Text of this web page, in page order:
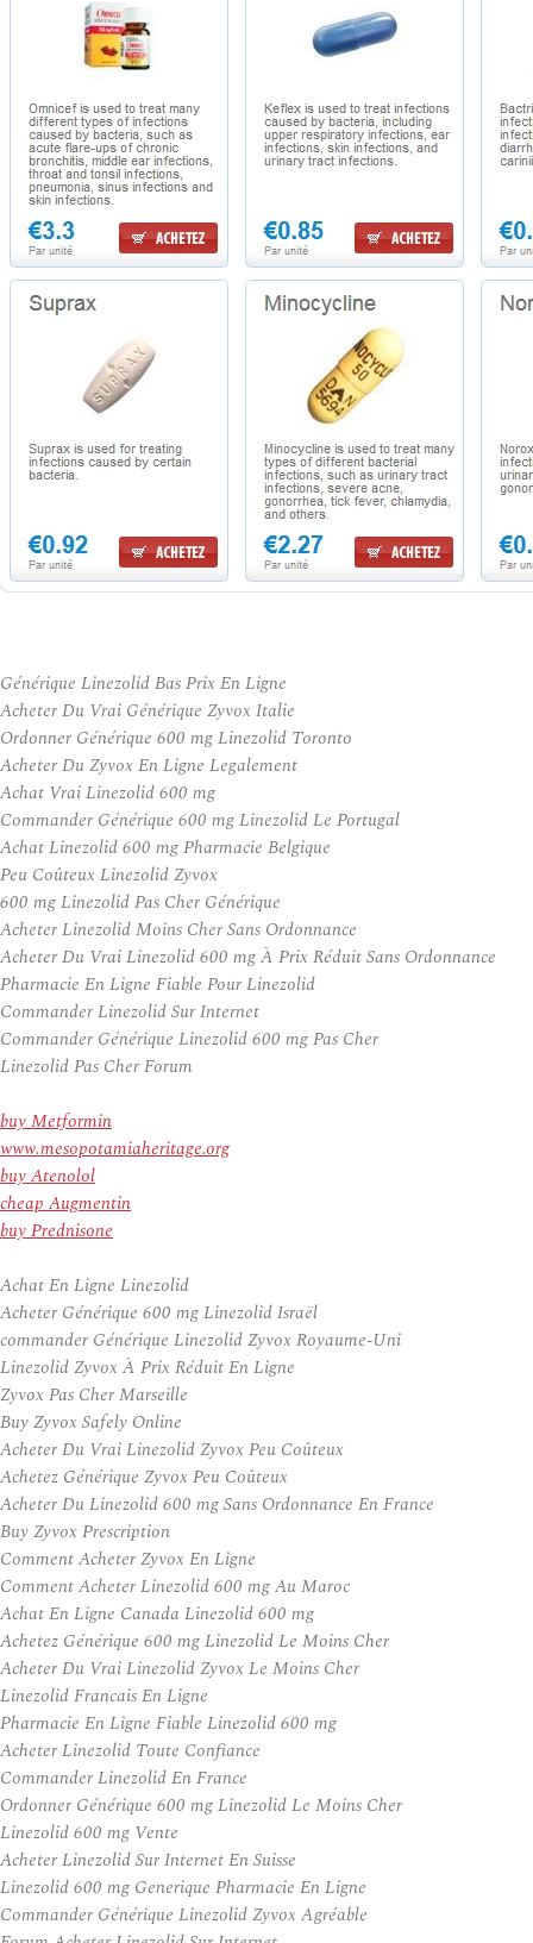
Générique Linezolid Bas Prix En Ligne
Acheter Du Vrai Générique Zyvox Italie
Ordonner Générique 600 mg Linezolid Toronto
Acheter Du Zyvox En Ligne Legalement
Achat Vrai Linezolid 600 mg
Commander Générique 600 mg Linezolid Le Portugal
Achat Linezolid 600 mg Pharmacie Belgique
Peu Coûteux Linezolid Zyvox
600 mg Linezolid Pas Cher Générique
Acheter Linezolid Moins Cher Sans Ordonnance
Acheter Du Vrai Linezolid 600 mg À Prix Réduit Sans Ordonnance
Pharmacie En Ligne Fiable Pour Linezolid
Commander Linezolid Sur Internet
Commander Générique Linezolid 600 mg Pas Cher
Linezolid Pas Cher Forum
buy Metformin
www.mesopotamiaheritage.org
buy Atenolol
cheap Augmentin
buy Prednisone
Achat En Ligne Linezolid
Acheter Générique 600 mg Linezolid Israël
commander Générique Linezolid Zyvox Royaume-Uni
Linezolid Zyvox À Prix Réduit En Ligne
Zyvox Pas Cher Marseille
Buy Zyvox Safely Online
Acheter Du Vrai Linezolid Zyvox Peu Coûteux
Achetez Générique Zyvox Peu Coûteux
Acheter Du Linezolid 600 mg Sans Ordonnance En France
Buy Zyvox Prescription
Comment Acheter Zyvox En Ligne
Comment Acheter Linezolid 600 mg Au Maroc
Achat En Ligne Canada Linezolid 600 mg
Achetez Générique 600 mg Linezolid Le Moins Cher
Acheter Du Vrai Linezolid Zyvox Le Moins Cher
Linezolid Francais En Ligne
Pharmacie En Ligne Fiable Linezolid 600 mg
Acheter Linezolid Toute Confiance
Commander Linezolid En France
Ordonner Générique 600 mg Linezolid Le Moins Cher
Linezolid 600 mg Vente
Acheter Linezolid Sur Internet En Suisse
Linezolid 600 mg Generique Pharmacie En Ligne
Commander Générique Linezolid Zyvox Agréable